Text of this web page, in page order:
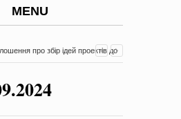
MENU
про збір ідей проектів до
роки Оголошення про збір ідей